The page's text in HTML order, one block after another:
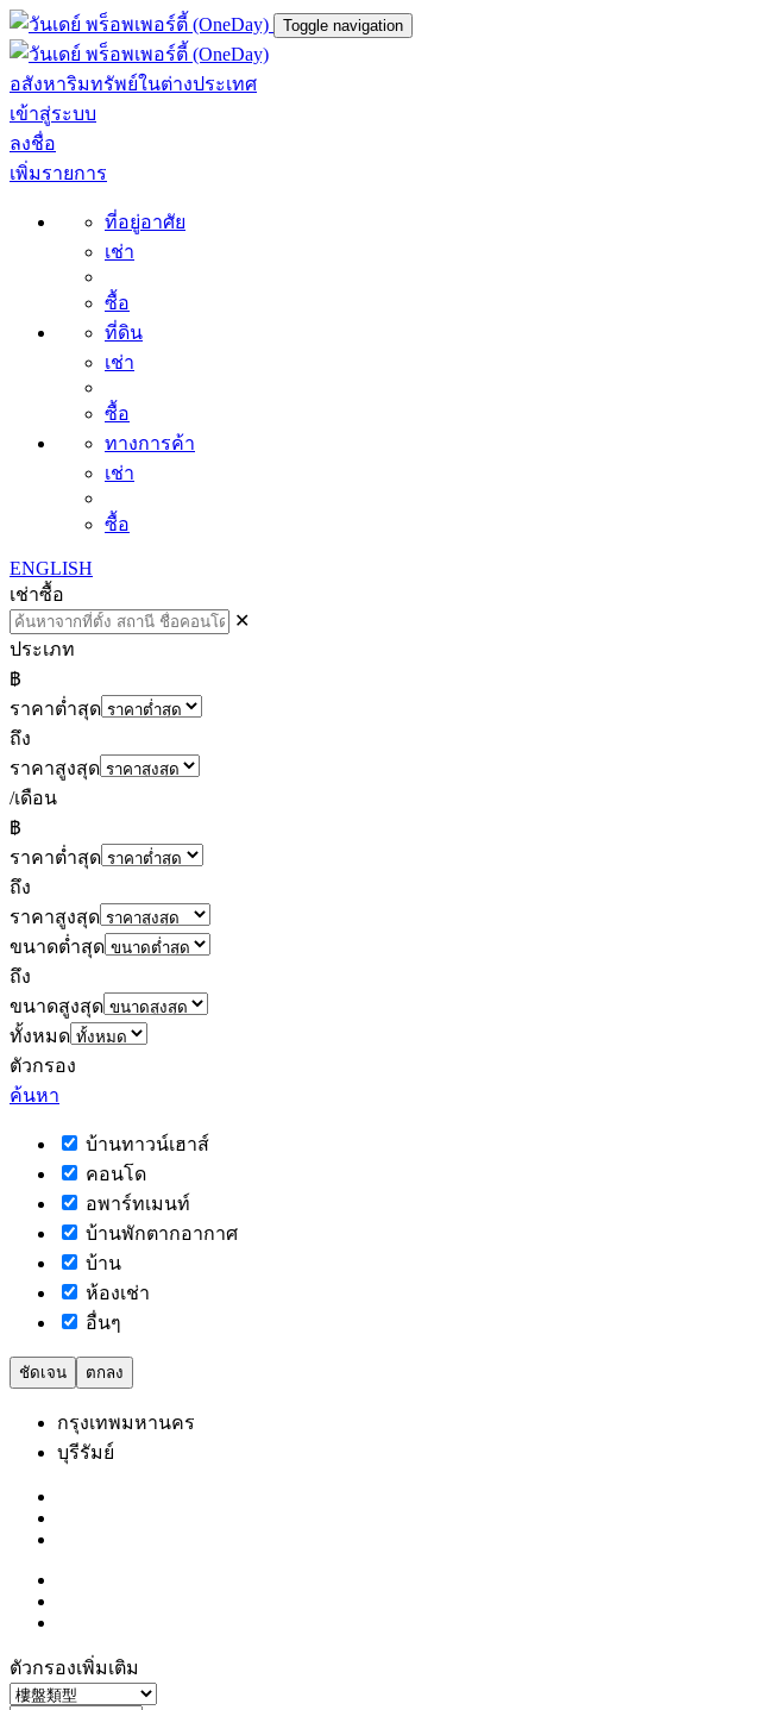
Toggle navigation
อสังหาริมทรัพย์ในต่างประเทศ
เข้าสู่ระบบ
ลงชื่อ
เพิ่มรายการ
ที่อยู่อาศัย
เช่า
ซื้อ
ที่ดิน
เช่า
ซื้อ
ทางการค้า
เช่า
ซื้อ
ENGLISH
เช่าซื้อ
✕
ประเภท
฿
ราคาต่ำสุด
ถึง
ราคาสูงสุด
/เดือน
฿
ราคาต่ำสุด
ถึง
ราคาสูงสุด
ขนาดต่ำสุด
ถึง
ขนาดสูงสุด
ทั้งหมด
ตัวกรอง
ค้นหา
บ้านทาวน์เฮาส์
คอนโด
อพาร์ทเมนท์
บ้านพักตากอากาศ
บ้าน
ห้องเช่า
อื่นๆ
ชัดเจน ตกลง
กรุงเทพมหานคร
บุรีรัมย์
ตัวกรองเพิ่มเติม